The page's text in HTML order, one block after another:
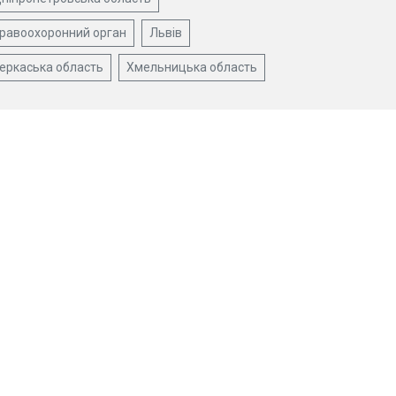
орган Львів
область Хмельницька область